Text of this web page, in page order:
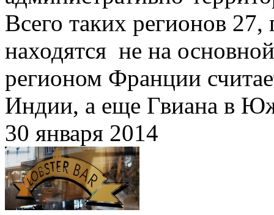
Всего таких регионов
находятся не на
регионом Франции
Индии, а еще Гвиана в
30 января 2014